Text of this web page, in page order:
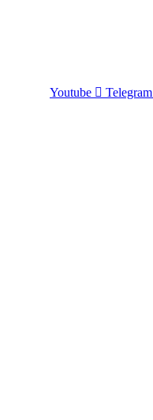
Youtube Telegram